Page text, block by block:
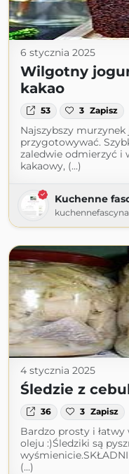
6 stycznia 2025
Wilgotny
kakao
53 3 Zapisz
Najszybszy
przygotowywać.
zaledwie odmierzyć i
kakaowy, (...)
Kuchenne
4 stycznia 2025
Śledzie z
36 3 Zapisz
Bardzo prosty i
oleju :)Śledziki są
(...)